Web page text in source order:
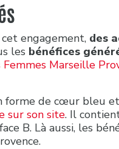
engagement, des
les bénéfices
Femmes Marseille
forme de cœur bleu
sur son site. Il
B. Là aussi, les